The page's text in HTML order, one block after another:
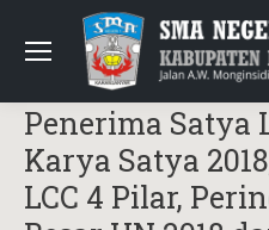
Penerima Satya
Karya Satya
LCC 4 Pilar,